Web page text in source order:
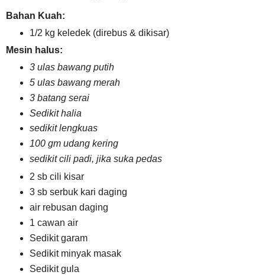
Bahan Kuah:
1/2 kg keledek (direbus & dikisar)
Mesin halus:
3 ulas bawang putih
5 ulas bawang merah
3 batang serai
Sedikit halia
sedikit lengkuas
100 gm udang kering
sedikit cili padi, jika suka pedas
2 sb cili kisar
3 sb serbuk kari daging
air rebusan daging
1 cawan air
Sedikit garam
Sedikit minyak masak
Sedikit gula